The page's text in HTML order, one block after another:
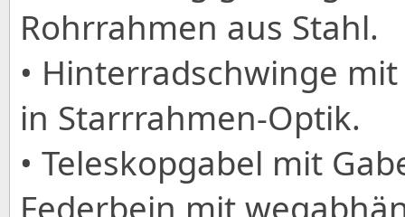
Rohrrahmen aus Stahl.
• Hinterradschwinge
in Starrrahmen-Optik.
• Teleskopgabel mit